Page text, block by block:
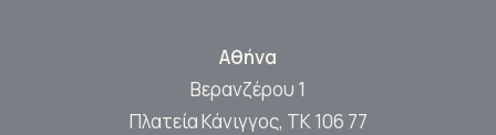
Αθήνα
Βερανζέρου 1
Πλατεία Κάνιγγος, ΤΚ 106 77